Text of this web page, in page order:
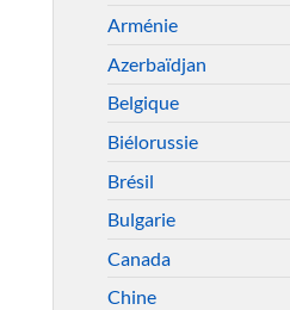
Arménie
Azerbaïdjan
Belgique
Biélorussie
Brésil
Bulgarie
Canada
Chine